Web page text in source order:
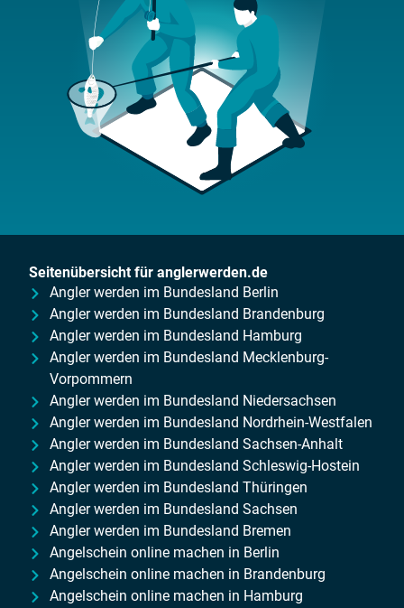
Seitenübersicht für anglerwerden.de
Angler werden im Bundesland Berlin
Angler werden im Bundesland Brandenburg
Angler werden im Bundesland Hamburg
Angler werden im Bundesland Mecklenburg-
Vorpommern
Angler werden im Bundesland Niedersachsen
Angler werden im Bundesland Nordrhein-Westfalen
Angler werden im Bundesland Sachsen-Anhalt
Angler werden im Bundesland Schleswig-Hostein
Angler werden im Bundesland Thüringen
Angler werden im Bundesland Sachsen
Angler werden im Bundesland Bremen
Angelschein online machen in Berlin
Angelschein online machen in Brandenburg
Angelschein online machen in Hamburg